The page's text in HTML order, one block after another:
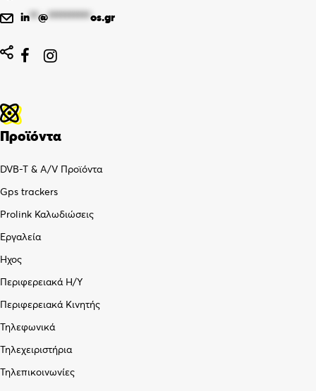
in**@**********os.gr
 
Προϊόντα
DVB-T & A/V Προϊόντα
Gps trackers
Prolink Καλωδιώσεις
Εργαλεία
Ήχος
Περιφερειακά Η/Υ
Περιφερειακά Κινητής
Τηλεφωνικά
Τηλεχειριστήρια
Τηλεπικοινωνίες